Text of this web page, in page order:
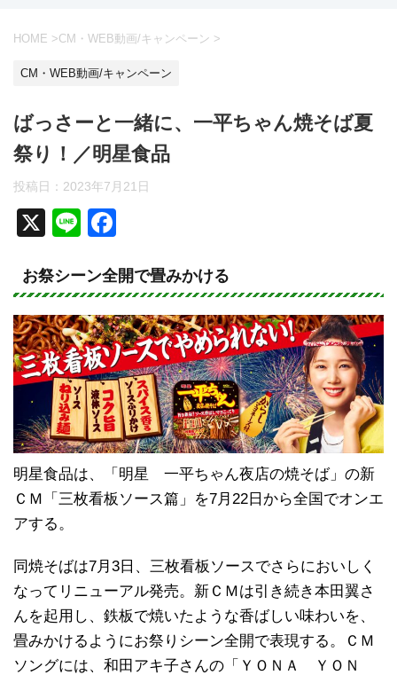
HOME >CM・WEB動画/キャンペーン >
CM・WEB動画/キャンペーン
ばっさーと一緒に、一平ちゃん焼そば夏
祭り！／明星食品
投稿日： 2023年7月21日
X
Li
e
c
e
b
o
o
k
お祭シーン全開で畳みかける
明星食品は、「明星 一平ちゃん夜店の焼そば」の新
ＣＭ「三枚看板ソース篇」を7月22日から全国でオンエ
アする。
同焼そばは7月3日、三枚看板ソースでさらにおいしく
なってリニューアル発売。新ＣＭは引き続き本田翼さ
んを起用し、鉄板で焼いたような香ばしい味わいを、
畳みかけるようにお祭りシーン全開で表現する。ＣＭ
ソングには、和田アキ子さんの「ＹＯＮＡ ＹＯＮ